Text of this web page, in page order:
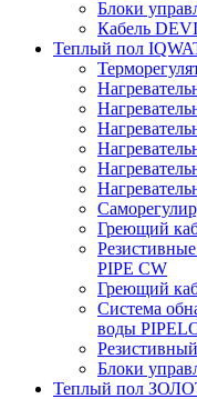
Блоки
Кабель
Теплый пол
Греющий
PIPE CW
Греющий
Система
воды
Блоки
Теплый пол